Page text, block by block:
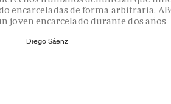
encarceladas de forma arbitraria.
joven encarcelado durante dos años
Diego Sáenz